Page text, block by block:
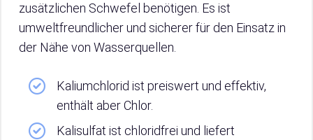
zusätzlichen Schwefel benötigen. Es ist
umweltfreundlicher und sicherer für den Einsatz in
der Nähe von Wasserquellen.
Kaliumchlorid ist preiswert und effektiv,
enthält aber Chlor.
Kalisulfat ist chloridfrei und liefert